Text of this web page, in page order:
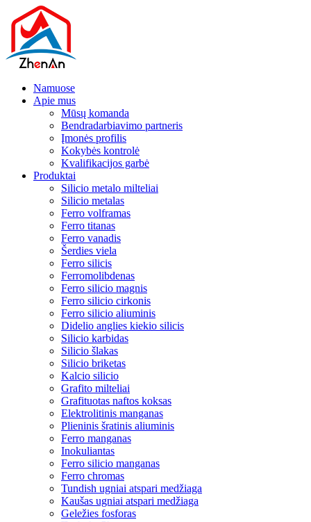
Namuose
Apie mus
Mūsų komanda
Bendradarbiavimo partneris
Įmonės profilis
Kokybės kontrolė
Kvalifikacijos garbė
Produktai
Silicio metalo milteliai
Silicio metalas
Ferro volframas
Ferro titanas
Ferro vanadis
Šerdies viela
Ferro silicis
Ferromolibdenas
Ferro silicio magnis
Ferro silicio cirkonis
Ferro silicio aliuminis
Didelio anglies kiekio silicis
Silicio karbidas
Silicio šlakas
Silicio briketas
Kalcio silicio
Grafito milteliai
Grafituotas naftos koksas
Elektrolitinis manganas
Plieninis šratinis aliuminis
Ferro manganas
Inokuliantas
Ferro silicio manganas
Ferro chromas
Tundish ugniai atspari medžiaga
Kaušas ugniai atspari medžiaga
Geležies fosforas